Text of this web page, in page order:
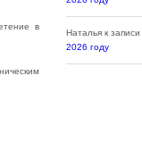
в
Наталья к записи
2026 году